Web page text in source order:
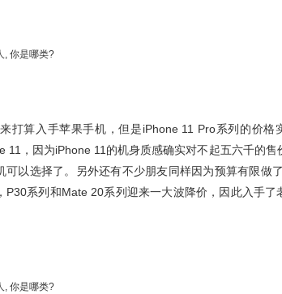
打算入手苹果手机，但是iPhone 11 Pro系列的价格
11，因为iPhone 11的机身质感确实对不起五六千的售
以选择了。另外还有不少朋友同样因为预算有限做
P30系列和Mate 20系列迎来一大波降价，因此入手了